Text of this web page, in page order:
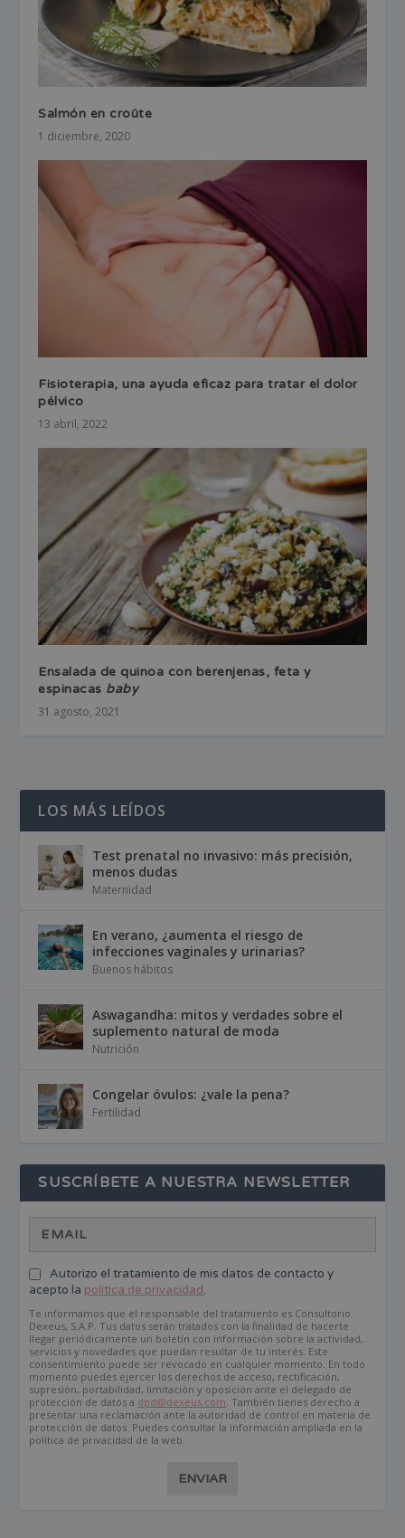
Salmón en croûte
1 diciembre, 2020
Fisioterapia, una ayuda eficaz para tratar el dolor
pélvico
13 abril, 2022
Ensalada de quinoa con berenjenas, feta y
espinacas baby
31 agosto, 2021
LOS MÁS LEÍDOS
Test prenatal no invasivo: más precisión,
menos dudas
Maternidad
En verano, ¿aumenta el riesgo de
infecciones vaginales y urinarias?
Buenos hábitos
Aswagandha: mitos y verdades sobre el
suplemento natural de moda
Nutrición
Congelar óvulos: ¿vale la pena?
Fertilidad
SUSCRÍBETE A NUESTRA NEWSLETTER
Autorizo el tratamiento de mis datos de contacto y
acepto la política de privacidad.
Te informamos que el responsable del tratamiento es Consultorio
Dexeus, S.A.P. Tus datos serán tratados con la finalidad de hacerte
llegar periódicamente un boletín con información sobre la actividad,
servicios y novedades que puedan resultar de tu interés. Este
consentimiento puede ser revocado en cualquier momento. En todo
momento puedes ejercer los derechos de acceso, rectificación,
supresión, portabilidad, limitación y oposición ante el delegado de
protección de datos a dpd@dexeus.com . También tienes derecho a
presentar una reclamación ante la autoridad de control en materia de
protección de datos. Puedes consultar la información ampliada en la
política de privacidad de la web.
ENVIAR